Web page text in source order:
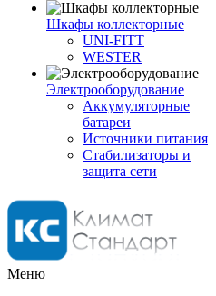
Шкафы коллекторные
UNI-FITT
WESTER
Электрооборудование
Аккумуляторные
батареи
Источники питания
Стабилизаторы и
защита сети
Меню